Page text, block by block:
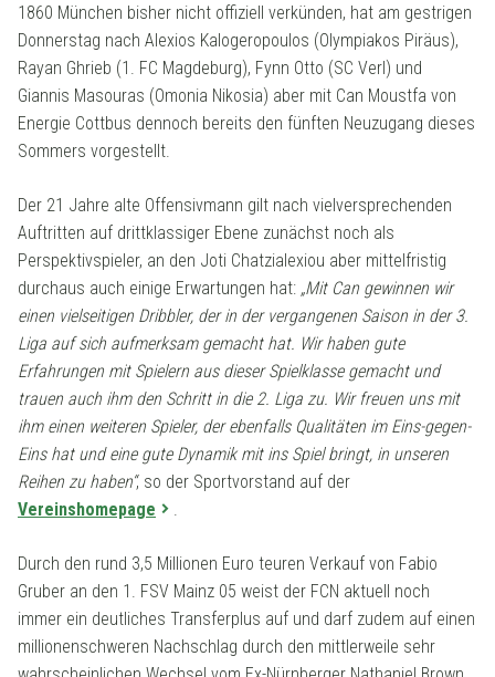
1860 München bisher nicht offiziell verkünden, hat am gestrigen
Donnerstag nach Alexios Kalogeropoulos (Olympiakos Piräus),
Rayan Ghrieb (1. FC Magdeburg), Fynn Otto (SC Verl) und
Giannis Masouras (Omonia Nikosia) aber mit Can Moustfa von
Energie Cottbus dennoch bereits den fünften Neuzugang dieses
Sommers vorgestellt.
Der 21 Jahre alte Offensivmann gilt nach vielversprechenden
Auftritten auf drittklassiger Ebene zunächst noch als
Perspektivspieler, an den Joti Chatzialexiou aber mittelfristig
durchaus auch einige Erwartungen hat: „Mit Can gewinnen wir
einen vielseitigen Dribbler, der in der vergangenen Saison in der 3.
Liga auf sich aufmerksam gemacht hat. Wir haben gute
Erfahrungen mit Spielern aus dieser Spielklasse gemacht und
trauen auch ihm den Schritt in die 2. Liga zu. Wir freuen uns mit
ihm einen weiteren Spieler, der ebenfalls Qualitäten im Eins-gegen-
Eins hat und eine gute Dynamik mit ins Spiel bringt, in unseren
Reihen zu haben“, so der Sportvorstand auf der
Vereinshomepage
Durch den rund 3,5 Millionen Euro teuren Verkauf von Fabio
Gruber an den 1. FSV Mainz 05 weist der FCN aktuell noch
immer ein deutliches Transferplus auf und darf zudem auf einen
millionenschweren Nachschlag durch den mittlerweile sehr